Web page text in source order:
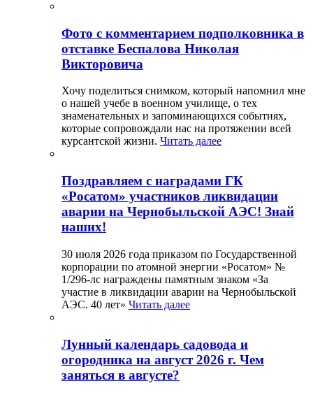
Фото с комментарием подполковника в
отставке Беспалова Николая
Викторовича
Хочу поделиться снимком, который напомнил мне
о нашей учебе в военном училище, о тех
знаменательных и запоминающихся событиях,
которые сопровождали нас на протяжении всей
курсантской жизни. Читать далее
Поздравляем с наградами ГК
«Росатом» участников ликвидации
аварии на Чернобыльской АЭС! Знай
наших!
30 июля 2026 года приказом по Государственной
корпорации по атомной энергии «Росатом» №
1/296-лс награждены памятным знаком «За
участие в ликвидации аварии на Чернобыльской
АЭС. 40 лет» Читать далее
Лунный календарь садовода и
огородника на август 2026 г. Чем
заняться в августе?